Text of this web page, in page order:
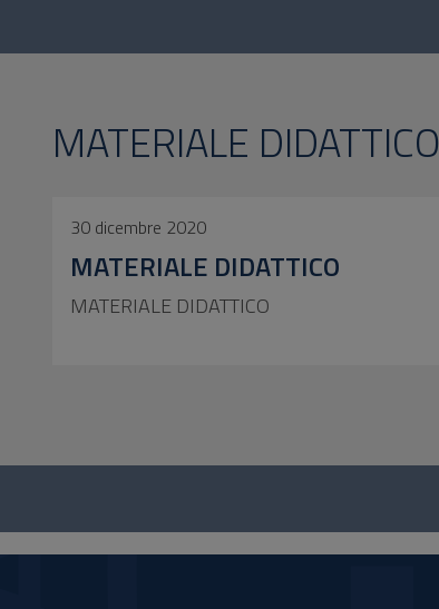
MATERIALE DIDATTICO
30 dicembre 2020
MATERIALE DIDATTICO
MATERIALE DIDATTICO
Questionario
social